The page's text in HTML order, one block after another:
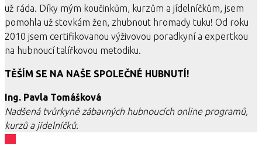
už ráda. Díky mým koučinkům, kurzům a jídelníčkům, jsem
pomohla už stovkám žen, zhubnout hromady tuku! Od roku
2010 jsem certifikovanou výživovou poradkyní a expertkou
na hubnoucí talířkovou metodiku.
TĚŠÍM SE NA NAŠE SPOLEČNÉ HUBNUTÍ!
Ing. Pavla Tomášková
Nadšená tvůrkyně zábavných hubnoucích online programů,
kurzů a jídelníčků.